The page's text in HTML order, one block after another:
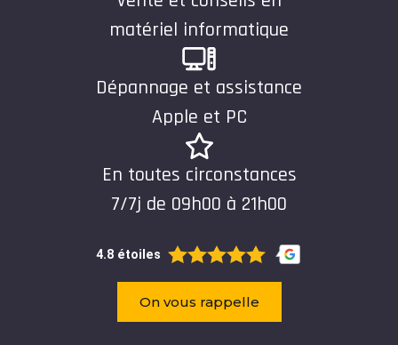
matériel informatique
Dépannage et assistance
Apple et PC
En toutes circonstances
7/7j de 09h00 à 21h00
4.8 étoiles
On vous rappelle